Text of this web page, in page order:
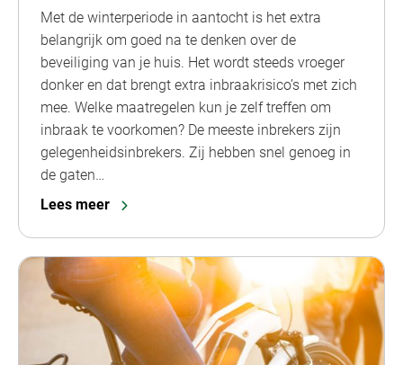
Met de winterperiode in aantocht is het extra
belangrijk om goed na te denken over de
beveiliging van je huis. Het wordt steeds vroeger
donker en dat brengt extra inbraakrisico’s met zich
mee. Welke maatregelen kun je zelf treffen om
inbraak te voorkomen? De meeste inbrekers zijn
gelegenheidsinbrekers. Zij hebben snel genoeg in
de gaten…
Lees meer